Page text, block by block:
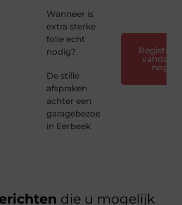
Wanneer is
extra sterke
folie echt
nodig?
De stille
afspraken
achter een
garagebezoek
in Eerbeek
Registreer
vandaag
nog
die u mogelijk